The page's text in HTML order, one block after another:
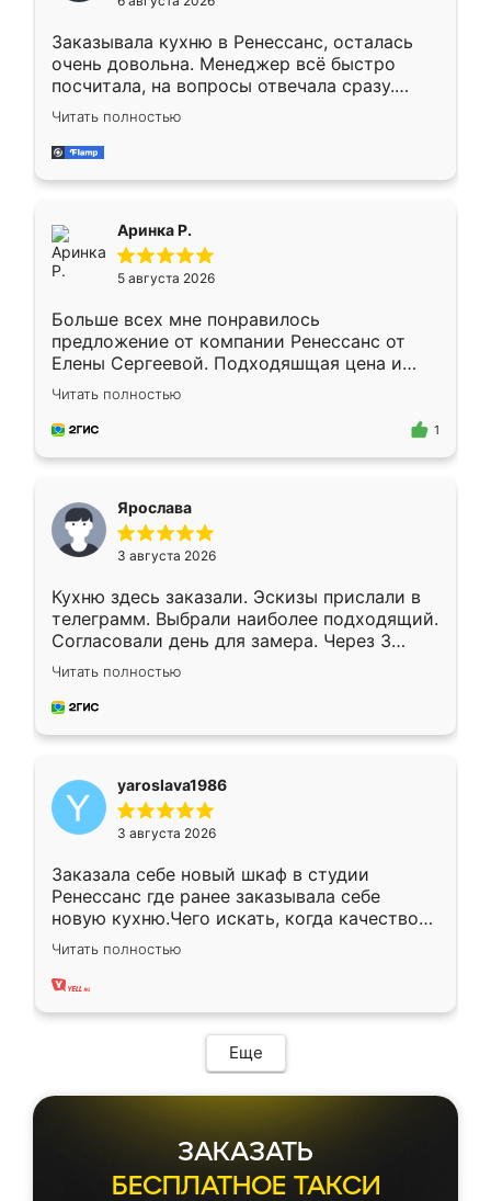
мебели буду заказывать только здесь.
Заказывала кухню в Ренессанс, осталась
очень довольна. Менеджер всё быстро
посчитала, на вопросы отвечала сразу.
Замерщик приехал в субботу, подошёл к
делу со всей ответственностью. Собрали
за день, ребята работали аккуратно, даже
Читать полностью
Аринка Р.
5 августа 2026
Больше всех мне понравилось
предложение от компании Ренессанс от
Елены Сергеевой. Подходяшщая цена и
короткие сроки изготовления. Приехавший
для замера сотрудник Владислав
предложил по моему эскизу самый
Читать полностью
1
Ярослава
3 августа 2026
Кухню здесь заказали. Эскизы прислали в
телеграмм. Выбрали наиболее подходящий.
Согласовали день для замера. Через 3
недели кухня была уже готова. Остались
довольны работой. Спасибо Ренессанс
мебель за качественную работу!
Читать полностью
yaroslava1986
3 августа 2026
Заказала себе новый шкаф в студии
Ренессанс где ранее заказывала себе
новую кухню.Чего искать, когда качеством
вполне довольна. Служит кухня уже почти
два года, нареканий нет.
Читать полностью
Еще
ЗАКАЗАТЬ
БЕСПЛАТНОЕ ТАКСИ